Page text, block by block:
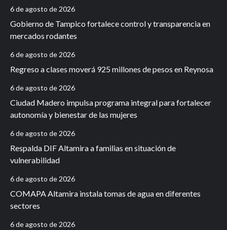
6 de agosto de 2026
Gobierno de Tampico fortalece control y transparencia en
mercados rodantes
6 de agosto de 2026
Regreso a clases moverá 925 millones de pesos en Reynosa
6 de agosto de 2026
Ciudad Madero impulsa programa integral para fortalecer
autonomía y bienestar de las mujeres
6 de agosto de 2026
Respalda DIF Altamira a familias en situación de
vulnerabilidad
6 de agosto de 2026
COMAPA Altamira instala tomas de agua en diferentes
sectores
6 de agosto de 2026